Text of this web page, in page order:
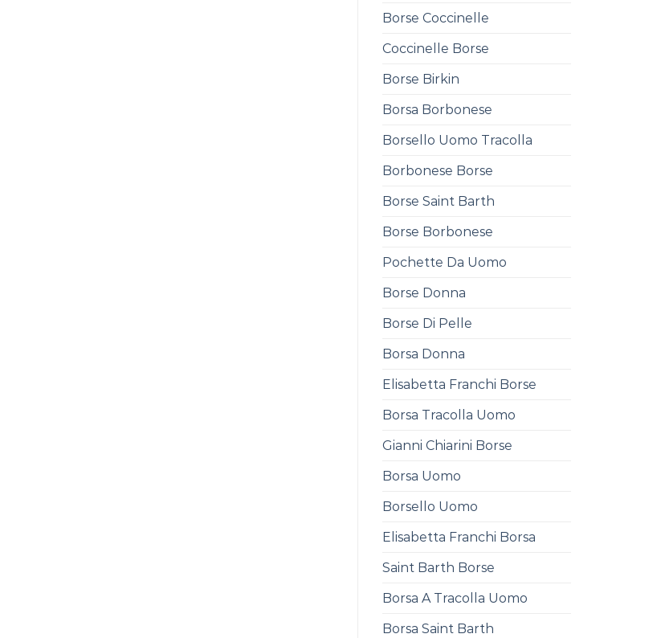
Borse Coccinelle
Coccinelle Borse
Borse Birkin
Borsa Borbonese
Borsello Uomo Tracolla
Borbonese Borse
Borse Saint Barth
Borse Borbonese
Pochette Da Uomo
Borse Donna
Borse Di Pelle
Borsa Donna
Elisabetta Franchi Borse
Borsa Tracolla Uomo
Gianni Chiarini Borse
Borsa Uomo
Borsello Uomo
Elisabetta Franchi Borsa
Saint Barth Borse
Borsa A Tracolla Uomo
Borsa Saint Barth